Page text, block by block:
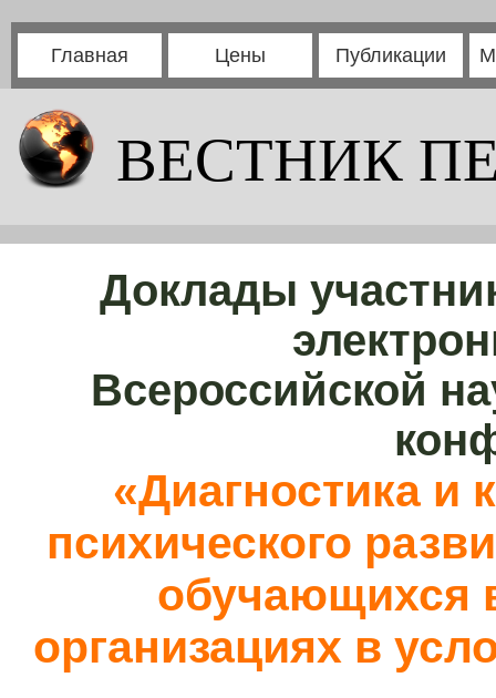
Главная Цены Публикации
ВЕСТНИК
Доклады
Всероссийской
«Диагностика и
психического
обучающихся
организациях в